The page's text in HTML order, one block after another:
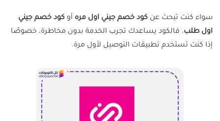
سواء كنت تبحث عن كود خصم جيني اول مره أو كود خصم جيني
اول طلب، فالكود يساعدك تجرب الخدمة بدون مخاطرة، خصوصًا
إذا كنت تستخدم تطبيقات التوصيل لأول مرة.